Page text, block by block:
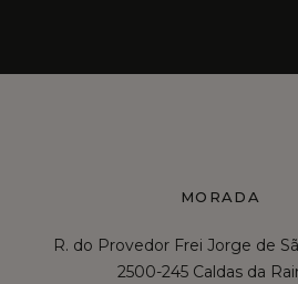
MORADA
R. do Provedor Frei Jorge de
2500-245 Caldas da